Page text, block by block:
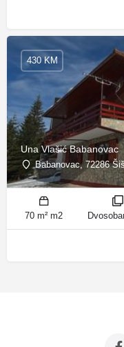
Una Vlašić Babanovac
Babanovac, 72286
430 KM
70 m² m2